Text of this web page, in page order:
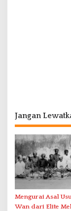
Jangan
Mengurai Asal
Wan dari Elite